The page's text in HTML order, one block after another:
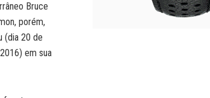
Bruce
porém,
(dia 20 de
em sua